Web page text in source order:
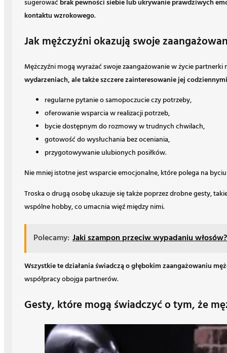
sugerować brak pewności siebie lub ukrywanie prawdziwych
kontaktu wzrokowego.
Jak mężczyźni okazują swoje
Mężczyźni mogą wyrażać swoje zaangażowanie w życie
wydarzeniach, ale także szczere zainteresowanie jej
regularne pytanie o samopoczucie czy potrzeby,
oferowanie wsparcia w realizacji potrzeb,
bycie dostępnym do rozmowy w trudnych chwilach,
gotowość do wysłuchania bez oceniania,
przygotowywanie ulubionych posiłków.
Nie mniej istotne jest wsparcie emocjonalne, które polega na
Troska o drugą osobę ukazuje się także poprzez drobne gesty,
wspólne hobby, co umacnia więź między nimi.
Polecamy: Jaki szampon przeciw wypadaniu
Wszystkie te działania świadczą o głębokim zaangażowaniu
współpracy obojga partnerów.
Gesty, które mogą świadczyć o tym, że